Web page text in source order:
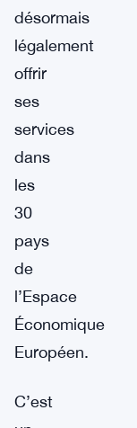
désormais
légalement
offrir
ses
services
dans
les
30
pays
de
l’Espace
Économique
Européen.
C’est